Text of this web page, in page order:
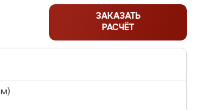
ЗАКАЗАТЬ
РАСЧЁТ